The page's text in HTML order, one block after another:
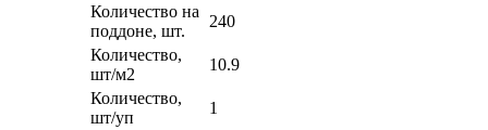
Количество на
поддоне, шт.
240
Количество,
шт/м2
10.9
Количество,
шт/уп
1